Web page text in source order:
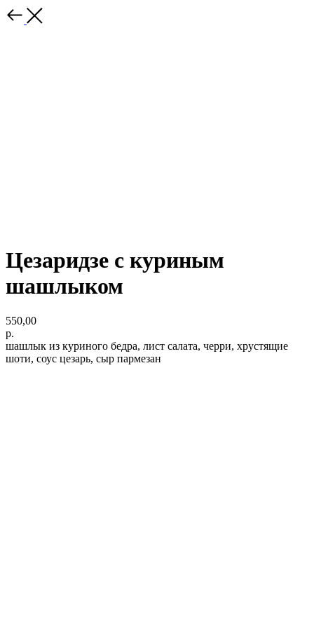
Цезаридзе с куриным
шашлыком
550,00
р.
шашлык из куриного бедра, лист салата, черри, хрустящие
шоти, соус цезарь, сыр пармезан